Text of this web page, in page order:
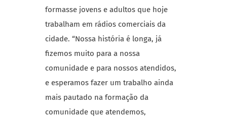
formasse jovens e adultos que hoje
trabalham em rádios comerciais da
cidade. “Nossa história é longa, já
fizemos muito para a nossa
comunidade e para nossos atendidos,
e esperamos fazer um trabalho ainda
mais pautado na formação da
comunidade que atendemos,